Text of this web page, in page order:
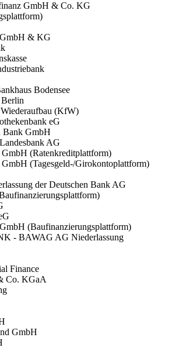
GmbH & Co. KG
& KG
Bodensee
(KfW)
eG
GmbH
AG
(Ratenkreditplattform)
(Tagesgeld-/Girokontoplattform)
der Deutschen Bank AG
(Baufinanzierungsplattform)
- BAWAG AG Niederlassung
Finance
Co. KGaA
GmbH